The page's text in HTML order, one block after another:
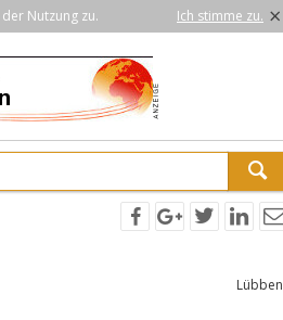
Nutzung zu. Ich stimme zu. ×
Lübben